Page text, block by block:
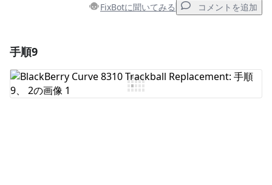
FixBotに聞いてみる コメントを追加
コメントを追加
手順9